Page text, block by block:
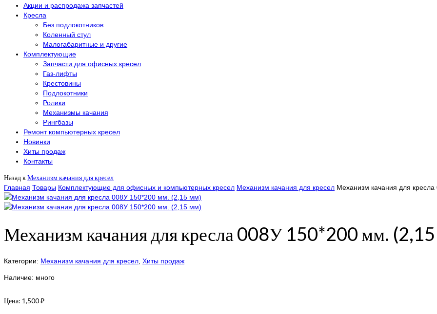
Акции и распродажа запчастей
Кресла
Без подлокотников
Коленный стул
Малогабаритные и другие
Комплектующие
Запчасти для офисных кресел
Газ-лифты
Крестовины
Подлокотники
Ролики
Механизмы качания
Рингбазы
Ремонт компьютерных кресел
Новинки
Хиты продаж
Контакты
Назад кМеханизм качания для кресел
Главная Товары Комплектующие для офисных и компьютерных кресел Механизм качания для кресел Механизм качания для
Механизм качания для кресла 008У 150*200 мм.
Категории: Механизм качания для кресел Хиты продаж
Наличие: много
Цена: 1,500₽